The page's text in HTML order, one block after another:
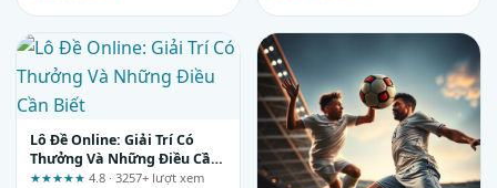
Lô Đề Online: Giải Trí Có
Thưởng Và Những Điều Cần
Biết
★★★★★ 4.8 · 3257+ lượt xem